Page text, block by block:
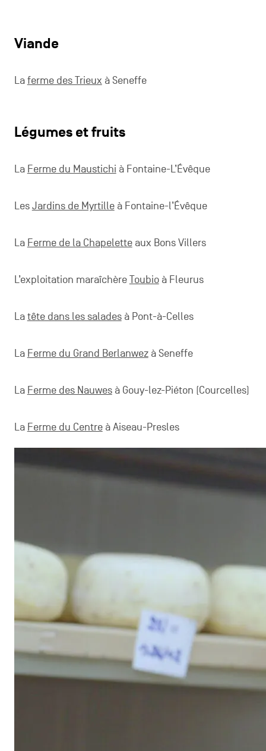
Viande
Laferme des Trieux à Seneffe
Légumes et fruits
La Ferme du Maustichi à Fontaine-L’Évêque
LesJardins de Myrtilleà Fontaine-l’Évêque
La Ferme de la Chapeletteaux Bons Villers
L’exploitation maraîchèreToubioà Fleurus
Latête dans les saladesà Pont-à-Celles
La Ferme du Grand Berlanwezà Seneffe
La Ferme des Nauwesà Gouy-lez-Piéton (Courcelles)
La Ferme du Centreà Aiseau-Presles